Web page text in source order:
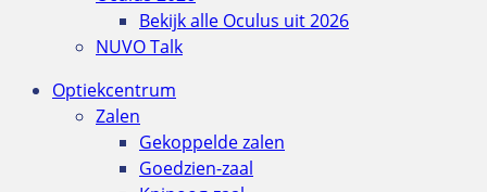
Bekijk alle Oculus uit 2026
NUVO Talk
Optiekcentrum
Zalen
Gekoppelde zalen
Goedzien-zaal